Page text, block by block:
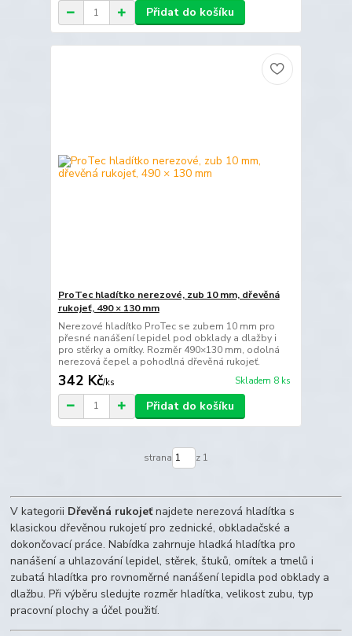
Přidat do košíku
ProTec hladítko nerezové, zub 10 mm, dřevěná
rukojeť, 490 × 130 mm
Nerezové hladítko ProTec se zubem 10 mm pro
přesné nanášení lepidel pod obklady a dlažby i
pro stěrky a omítky. Rozměr 490×130 mm, odolná
nerezová čepel a pohodlná dřevěná rukojeť.
342 Kč/ks Skladem 8 ks
Přidat do košíku
strana z 1
V kategorii Dřevěná rukojeťnajdete nerezová hladítka s
klasickou dřevěnou rukojetí pro zednické, obkladačské a
dokončovací práce. Nabídka zahrnuje hladká hladítka pro
nanášení a uhlazování lepidel, stěrek, štuků, omítek a tmelů i
zubatá hladítka pro rovnoměrné nanášení lepidla pod obklady a
dlažbu. Při výběru sledujte rozměr hladítka, velikost zubu, typ
pracovní plochy a účel použití.